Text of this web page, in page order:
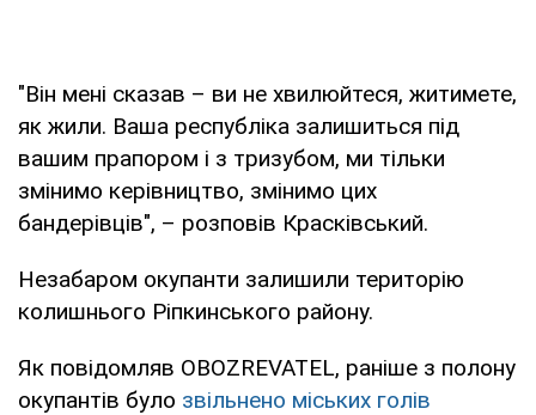
"Він мені сказав – ви не хвилюйтеся, житимете,
як жили. Ваша республіка залишиться під
вашим прапором і з тризубом, ми тільки
змінимо керівництво, змінимо цих
бандерівців", – розповів Красківський.
Незабаром окупанти залишили територію
колишнього Ріпкинського району.
Як повідомляв OBOZREVATEL, раніше з полону
окупантів було звільнено міських голів